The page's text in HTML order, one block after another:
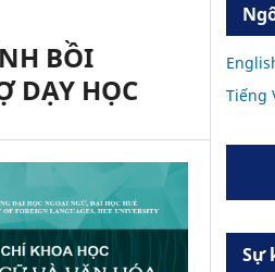
BỒI
DẠY HỌC
Tiếng
Sự